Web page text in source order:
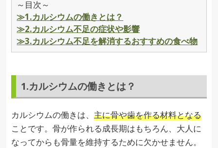
～目次～
≫1.カルシウムの働きとは？
≫2.カルシウム不足の症状や影響
≫3.カルシウム不足を解消するおすすめの食べ物
1.カルシウムの働きとは？
カルシウムの働きは、主に骨や歯を作る材料となる
ことです。骨が作られる成長期はもちろん、大人に
なってからも骨量を維持するために欠かせません。